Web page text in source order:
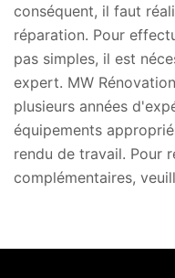
conséquent, il faut
réparation. Pour
pas simples, il est
expert. MW
plusieurs années
équipements
rendu de travail. Pour
complémentaires,